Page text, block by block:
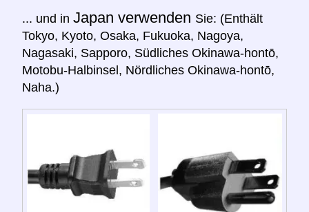
... und in Japan verwenden Sie: (Enthält
Tokyo, Kyoto, Osaka, Fukuoka, Nagoya,
Nagasaki, Sapporo, Südliches Okinawa-hontō,
Motobu-Halbinsel, Nördliches Okinawa-hontō,
Naha.)